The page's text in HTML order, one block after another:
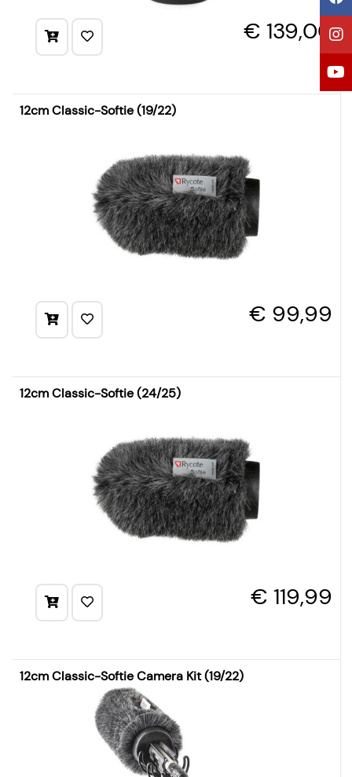
€ 139,00
12cm Classic-Softie (19/22)
€ 99,99
12cm Classic-Softie (24/25)
€ 119,99
12cm Classic-Softie Camera Kit (19/22)